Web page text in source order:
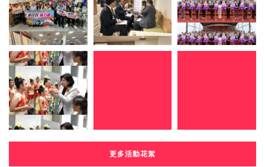
更多活動花絮